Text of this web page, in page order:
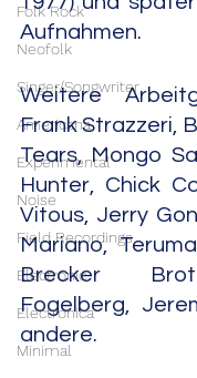
Folk Rock
Neofolk
Singer/Songwriter
Americana
Experimental
Noise
Field Recordings
Electronic
Electronica
Minimal
Aufnahmen.
Weitere
Frank Strazzeri,
Tears, Mongo
Hunter, Chick
Vitous, Jerry
Mariano,
Brecker
Fogelberg,
andere.